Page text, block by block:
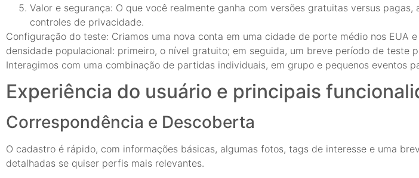
Valor e segurança: O que você realmente ganha com versões gratuitas versus
controles de privacidade.
Configuração do teste: Criamos uma nova conta em uma cidade de porte médio nos EUA
densidade populacional: primeiro, o nível gratuito; em seguida, um breve período de teste
Interagimos com uma combinação de partidas individuais, em grupo e pequenos eventos
Experiência do usuário e principais
Correspondência e Descoberta
O cadastro é rápido, com informações básicas, algumas fotos, tags de interesse e uma
detalhadas se quiser perfis mais relevantes.